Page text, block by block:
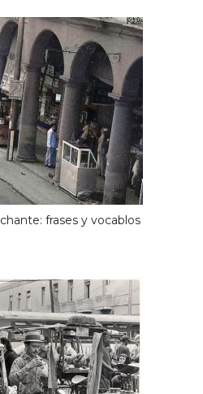
frases y vocablos